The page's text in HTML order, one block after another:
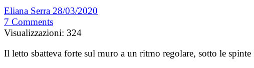
Eliana Serra 28/03/2020
7 Comments
Visualizzazioni: 324
Il letto sbatteva forte sul muro a un ritmo regolare, sotto le